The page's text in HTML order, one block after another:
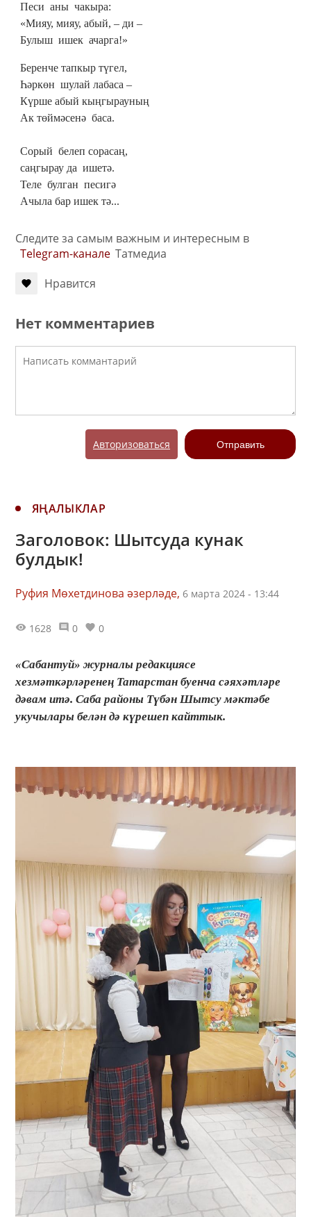
Песи аны чакыра:
«Мияу, мияу, абый, – ди –
Булыш ишек ачарга!»
Беренче тапкыр түгел,
Һәркөн шулай лабаса –
Күрше абый кыңгырауның
Ак төймәсенә баса.
Сорый белеп сорасаң,
саңгырау да ишетә.
Теле булган песигә
Ачыла бар ишек тә...
Следите за самым важным и интересным в
Telegram-канале Татмедиа
Нравится
Нет комментариев
Авторизоваться Отправить
ЯҢАЛЫКЛАР
Заголовок: Шытсуда кунак
булдык!
Руфия Мөхетдинова әзерләде, 6 марта 2024 - 13:44
1628 0 0
«Cабантуй» журналы редакциясе
хезмәткәрләренең Татарстан буенча сәяхәтләре
дәвам итә. Саба районы Түбән Шытсу мәктәбе
укучылары белән дә күрешеп кайттык.